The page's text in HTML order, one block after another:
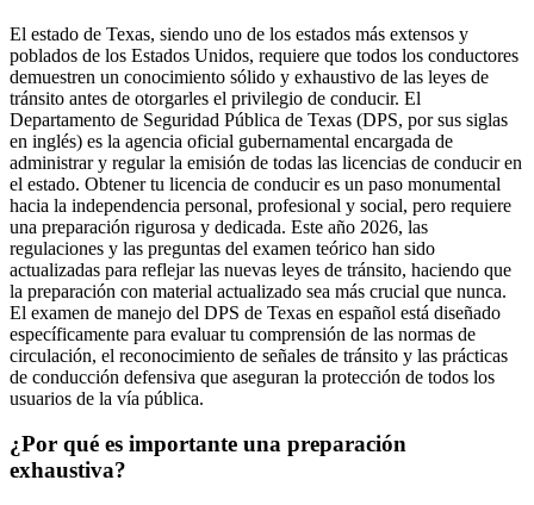
El estado de Texas, siendo uno de los estados más extensos y
poblados de los Estados Unidos, requiere que todos los conductores
demuestren un conocimiento sólido y exhaustivo de las leyes de
tránsito antes de otorgarles el privilegio de conducir. El
Departamento de Seguridad Pública de Texas (DPS, por sus siglas
en inglés) es la agencia oficial gubernamental encargada de
administrar y regular la emisión de todas las licencias de conducir en
el estado. Obtener tu licencia de conducir es un paso monumental
hacia la independencia personal, profesional y social, pero requiere
una preparación rigurosa y dedicada. Este año 2026, las
regulaciones y las preguntas del examen teórico han sido
actualizadas para reflejar las nuevas leyes de tránsito, haciendo que
la preparación con material actualizado sea más crucial que nunca.
El examen de manejo del DPS de Texas en español está diseñado
específicamente para evaluar tu comprensión de las normas de
circulación, el reconocimiento de señales de tránsito y las prácticas
de conducción defensiva que aseguran la protección de todos los
usuarios de la vía pública.
¿Por qué es importante una preparación
exhaustiva?